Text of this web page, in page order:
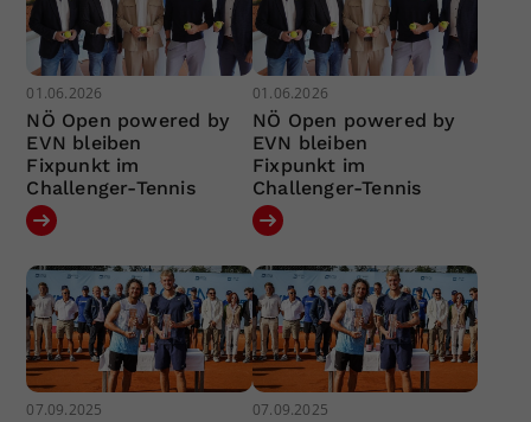
01.06.2026
NÖ Open powered by
EVN bleiben
Fixpunkt im
Challenger-Tennis
01.06.2026
NÖ Open powered by
EVN bleiben
Fixpunkt im
Challenger-Tennis
07.09.2025 07.09.2025